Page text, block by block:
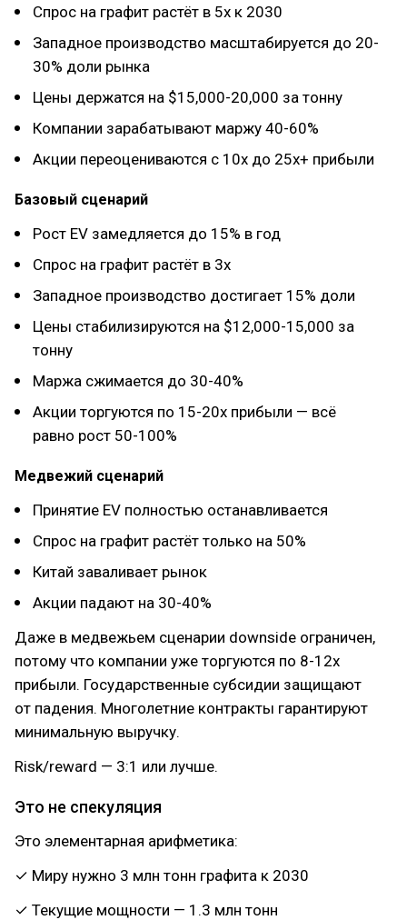
Спрос на графит растёт в 5x к 2030
Западное производство масштабируется до 20-
30% доли рынка
Цены держатся на $15,000-20,000 за тонну
Компании зарабатывают маржу 40-60%
Акции переоцениваются с 10x до 25x+ прибыли
Базовый сценарий
Рост EV замедляется до 15% в год
Спрос на графит растёт в 3x
Западное производство достигает 15% доли
Цены стабилизируются на $12,000-15,000 за
тонну
Маржа сжимается до 30-40%
Акции торгуются по 15-20x прибыли — всё
равно рост 50-100%
Медвежий сценарий
Принятие EV полностью останавливается
Спрос на графит растёт только на 50%
Китай заваливает рынок
Акции падают на 30-40%
Даже в медвежьем сценарии downside ограничен,
потому что компании уже торгуются по 8-12x
прибыли. Государственные субсидии защищают
от падения. Многолетние контракты гарантируют
минимальную выручку.
Risk/reward — 3:1 или лучше.
Это не спекуляция
Это элементарная арифметика:
✓ Миру нужно 3 млн тонн графита к 2030
✓ Текущие мощности — 1.3 млн тонн